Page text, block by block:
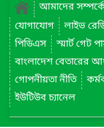
আমাদের
যোগাযোগ
লাইভ
পিডিএস
স্মার্ট গেট
গোপনীয়তা নীতি
ইউটিউব চ্যানেল